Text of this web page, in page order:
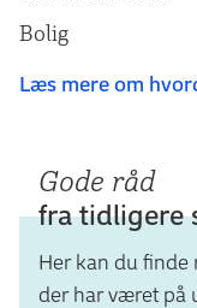
Bolig
Læs mere om
Gode råd
fra tidligere
Her kan du
der har været på